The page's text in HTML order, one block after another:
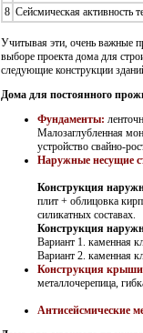
8 Сейсмическая активность
Учитывая эти, очень важные
выборе проекта дома для
следующие конструкции
Дома для постоянного
Фундаменты:
Малозаглубленная
устройство свайно-
Наружные несущие
Конструкция
плит + облицовка
силикатных составах.
Конструкция
Вариант 1. каменная
Вариант 2. каменная
Конструкция
металлочерепица,
Антисейсмические